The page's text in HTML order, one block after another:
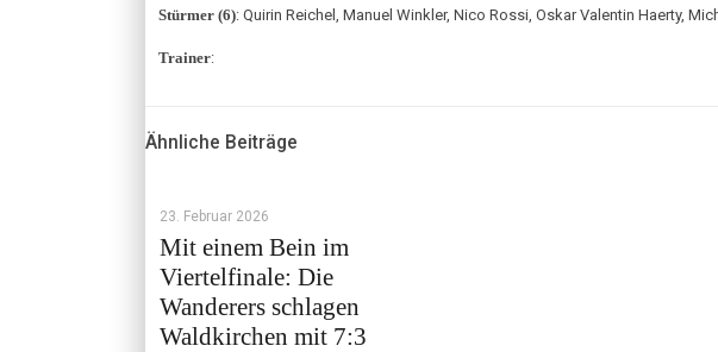
Stürmer (6): Quirin Reichel, Manuel Winkler, Nico Rossi, Oskar Valentin Haerty,
Trainer:
Ähnliche Beiträge
23. Februar 2026
Mit einem Bein im
Viertelfinale: Die
Wanderers schlagen
Waldkirchen mit 7:3